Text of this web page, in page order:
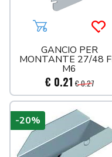
Aggiungi al
GANCIO PER
MONTANTE 27/48
M6
€ 0.21 € 0.27
-20%
UTENSILERIA
VALVOLE